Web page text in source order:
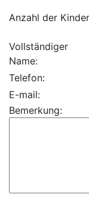
Anzahl der
Vollständiger
Name:
Telefon:
E-mail:
Bemerkung: